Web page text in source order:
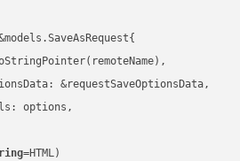
&requestSaveOptionsData,
options,